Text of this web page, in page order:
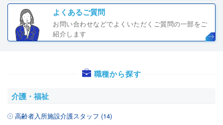
よくあるご質問
お問い合わせなどでよくいただくご質問の一部をご
紹介します
職種から探す
介護・福祉
高齢者入所施設介護スタッフ (14)